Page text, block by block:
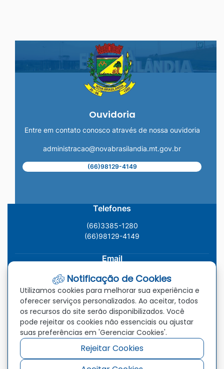
Seção do Rodapé e Ouvidoria/
Ouvidoria
Entre em contato conosco através de nossa ouvidoria
administracao@novabrasilandia.mt.gov.br
(66)98129-4149
Telefones
(66)3385-1280
(66)98129-4149
Email
administracao@novabrasilandia.mt.gov.br
Localização
Av. Vereador Genival Nunes Araújo, 993, Centro, Nova
Brasilândia - MT, CEP: 78.860-000
Redes Sociais
Notificação de Cookies
Utilizamos cookies para melhorar sua experiência e
oferecer serviços personalizados. Ao aceitar, todos
os recursos do site serão disponibilizados. Você
pode rejeitar os cookies não essenciais ou ajustar
suas preferências em 'Gerenciar Cookies'.
Rejeitar Cookies